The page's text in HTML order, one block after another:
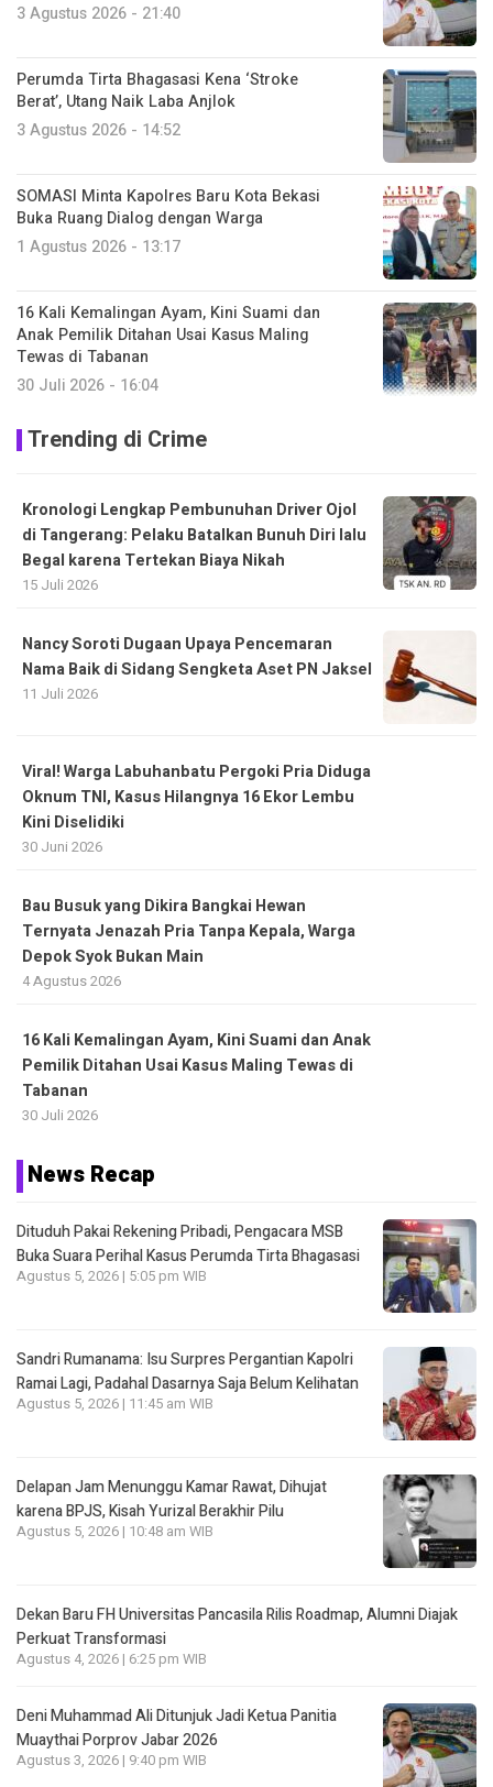
3 Agustus 2026 - 21:40
Perumda Tirta Bhagasasi Kena ‘Stroke
Berat’, Utang Naik Laba Anjlok
3 Agustus 2026 - 14:52
SOMASI Minta Kapolres Baru Kota Bekasi
Buka Ruang Dialog dengan Warga
1 Agustus 2026 - 13:17
16 Kali Kemalingan Ayam, Kini Suami dan
Anak Pemilik Ditahan Usai Kasus Maling
Tewas di Tabanan
30 Juli 2026 - 16:04
Trending di Crime
Kronologi Lengkap Pembunuhan Driver Ojol
di Tangerang: Pelaku Batalkan Bunuh Diri lalu
Begal karena Tertekan Biaya Nikah
15 Juli 2026
Nancy Soroti Dugaan Upaya Pencemaran
Nama Baik di Sidang Sengketa Aset PN Jaksel
11 Juli 2026
Viral! Warga Labuhanbatu Pergoki Pria Diduga
Oknum TNI, Kasus Hilangnya 16 Ekor Lembu
Kini Diselidiki
30 Juni 2026
Bau Busuk yang Dikira Bangkai Hewan
Ternyata Jenazah Pria Tanpa Kepala, Warga
Depok Syok Bukan Main
4 Agustus 2026
16 Kali Kemalingan Ayam, Kini Suami dan Anak
Pemilik Ditahan Usai Kasus Maling Tewas di
Tabanan
30 Juli 2026
News Recap
Dituduh Pakai Rekening Pribadi, Pengacara MSB
Buka Suara Perihal Kasus Perumda Tirta Bhagasasi
Agustus 5, 2026 | 5:05 pm WIB
Sandri Rumanama: Isu Surpres Pergantian Kapolri
Ramai Lagi, Padahal Dasarnya Saja Belum Kelihatan
Agustus 5, 2026 | 11:45 am WIB
Delapan Jam Menunggu Kamar Rawat, Dihujat
karena BPJS, Kisah Yurizal Berakhir Pilu
Agustus 5, 2026 | 10:48 am WIB
Dekan Baru FH Universitas Pancasila Rilis Roadmap, Alumni Diajak
Perkuat Transformasi
Agustus 4, 2026 | 6:25 pm WIB
Deni Muhammad Ali Ditunjuk Jadi Ketua Panitia
Muaythai Porprov Jabar 2026
Agustus 3, 2026 | 9:40 pm WIB